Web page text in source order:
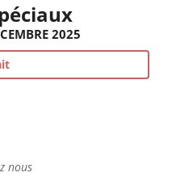
2025
nous